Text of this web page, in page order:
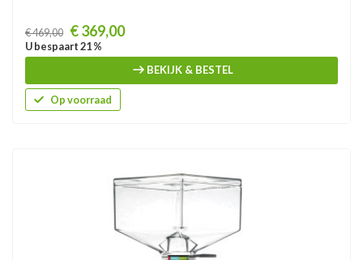
Prijs
€ 469,00 € 369,00
U bespaart 21 %
BEKIJK & BESTEL
Op voorraad